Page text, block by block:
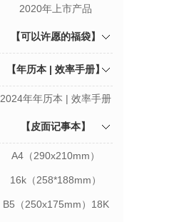
2020年上市产品
【可以许愿的福袋】
【年历本 | 效率手册】
2024年年历本 | 效率手册
【皮面记事本】
A4（290x210mm）
16k（258*188mm）
B5（250x175mm）18K